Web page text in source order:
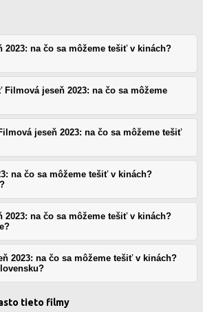
2023: na čo sa môžeme tešiť v kinách?
jeseň 2023: na čo sa môžeme
jeseň 2023: na čo sa môžeme tešiť
na čo sa môžeme tešiť v kinách?
2023: na čo sa môžeme tešiť v kinách?
2023: na čo sa môžeme tešiť v kinách?
tieto filmy